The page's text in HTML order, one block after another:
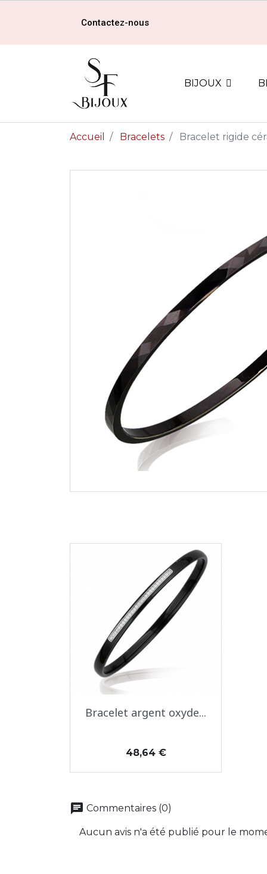
Contactez-nous
BIJOUX
Accueil Bracelets Bracelet rigide
 Aperçu rapide
Bracelet argent oxyde...
Prix
48,64 €
chat Commentaires (0)
Aucun avis n'a été publié pour le